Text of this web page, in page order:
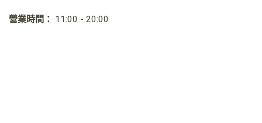
營業時間： 11:00 - 20:00